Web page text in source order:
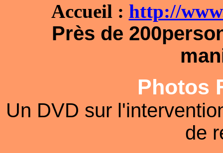
Accueil : http://
Près de
Photos
Un DVD sur
de